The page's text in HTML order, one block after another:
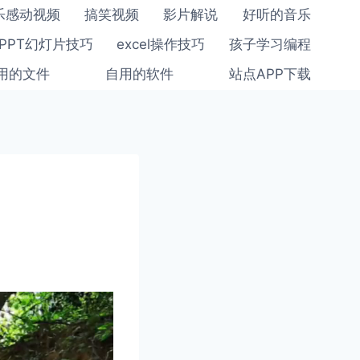
感动视频 搞笑视频 影片解说
好听的音乐
幻灯片技巧
excel操作技巧
孩子学习编程
的文件
自用的软件 站点APP下载